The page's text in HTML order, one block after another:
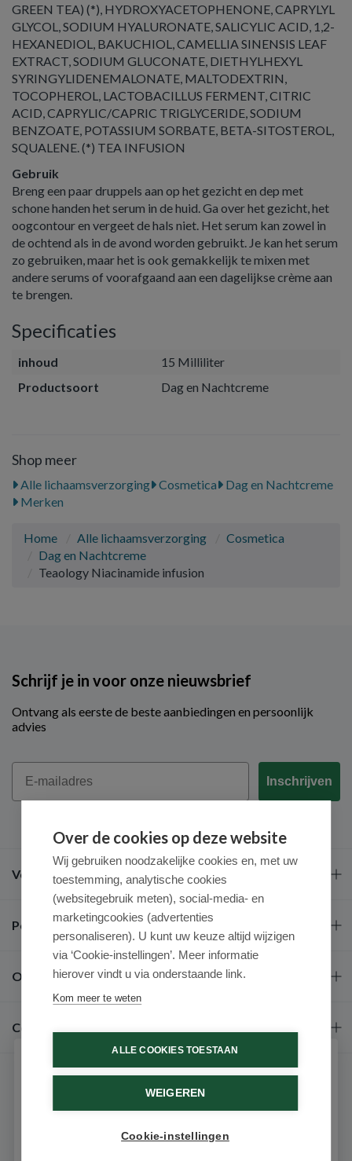
GREEN TEA) (*), HYDROXYACETOPHENONE, CAPRYLYL
GLYCOL, SODIUM HYALURONATE, SALICYLIC ACID, 1,2-
HEXANEDIOL, BAKUCHIOL, CAMELLIA SINENSIS LEAF
EXTRACT, SODIUM GLUCONATE, DIETHYLHEXYL
SYRINGYLIDENEMALONATE, MALTODEXTRIN,
TOCOPHEROL, LACTOBACILLUS FERMENT, CITRIC
ACID, CAPRYLIC/CAPRIC TRIGLYCERIDE, SODIUM
BENZOATE, POTASSIUM SORBATE, BETA-SITOSTEROL,
SQUALENE. (*) TEA INFUSION
Gebruik
Breng een paar druppels aan op het gezicht en dep met
schone handen het serum in de huid. Ga over het gezicht, het
oogcontour en vergeet de hals niet. Het serum kan zowel in
de ochtend als in de avond worden gebruikt. Je kan het serum
zo gebruiken, maar het is ook gemakkelijk te mixen met
andere serums of voorafgaand aan een dagelijkse crème aan
te brengen.
Specificaties
inhoud
15 Milliliter
Productsoort
Dag en Nachtcreme
Shop meer
Alle lichaamsverzorging Cosmetica
Dag en Nachtcreme
Merken
Home Alle lichaamsverzorging
Cosmetica
Dag en Nachtcreme
Teaology Niacinamide infusion
Schrijf je in voor onze nieuwsbrief
Ontvang als eerste de beste aanbiedingen en persoonlijk
advies
Email
Inschrijven
Veel gestelde vragen
Populaire merken
Over ons
Contact
9.6 / 10 (531 beoordelingen)
Over de cookies op deze website
Wij gebruiken noodzakelijke cookies en, met uw
toestemming, analytische cookies
(websitegebruik meten), social-media- en
marketingcookies (advertenties
personaliseren). U kunt uw keuze altijd wijzigen
via ‘Cookie-instellingen’. Meer informatie
hierover vindt u via onderstaande link.
Kom meer te weten
ALLE COOKIES TOESTAAN
WEIGEREN
Cookie-instellingen
Schrijf je in voor onze nieuwsbrief
Ontvang als eerste de beste aanbiedingen en persoonlijk
advies